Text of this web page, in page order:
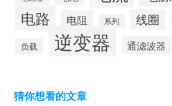
电路 电阻 系列 线圈
负载 逆变器 通滤波器
猜你想看的文章